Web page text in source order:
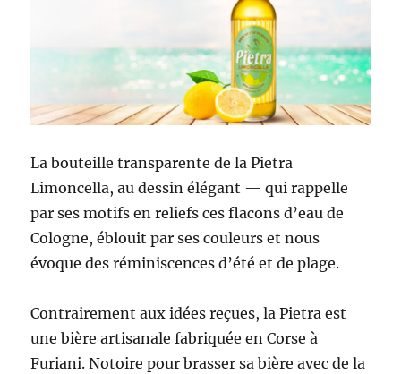
La bouteille transparente de la Pietra
Limoncella, au dessin élégant — qui rappelle
par ses motifs en reliefs ces flacons d’eau de
Cologne, éblouit par ses couleurs et nous
évoque des réminiscences d’été et de plage.
Contrairement aux idées reçues, la Pietra est
une bière artisanale fabriquée en Corse à
Furiani. Notoire pour brasser sa bière avec de la